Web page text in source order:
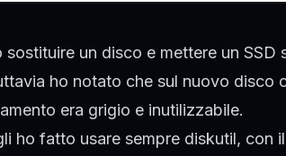
sostituire un disco e mettere un
ho notato che sul nuovo disco
era grigio e inutilizzabile.
ho fatto usare sempre diskutil, con